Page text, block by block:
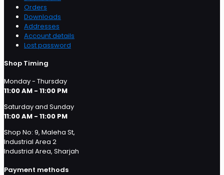
Orders
Downloads
Addresses
Account details
Lost password
Shop Timing
Monday - Thursday
11:00 AM - 11:00 PM
Saturday and Sunday
11:00 AM - 11:00 PM
Shop No: 9, Maleha St,
Industrial Area 2
Industrial Area, Sharjah
Payment methods